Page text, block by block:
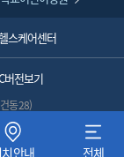
스케어센터
버전보기
동 28)
5700
안내 전체